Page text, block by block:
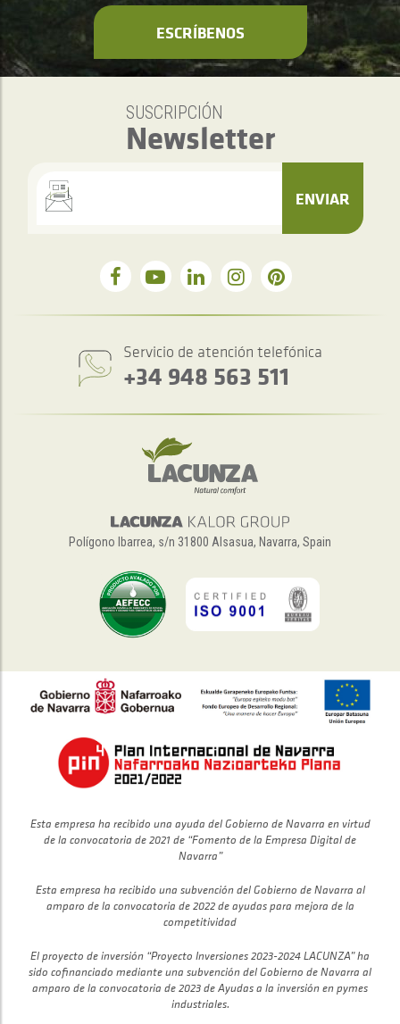
ESCRÍBENOS
SUSCRIPCIÓN
Newsletter
ENVIAR
Servicio de atención telefónica
+34 948 563 511
Polígono Ibarrea, s/n 31800 Alsasua, Navarra, Spain
Esta empresa ha recibido una ayuda del Gobierno de Navarra en virtud
de la convocatoria de 2021 de “Fomento de la Empresa Digital de
Navarra”
Esta empresa ha recibido una subvención del Gobierno de Navarra al
amparo de la convocatoria de 2022 de ayudas para mejora de la
competitividad
El proyecto de inversión “Proyecto Inversiones 2023-2024 LACUNZA” ha
sido cofinanciado mediante una subvención del Gobierno de Navarra al
amparo de la convocatoria de 2023 de Ayudas a la inversión en pymes
industriales.